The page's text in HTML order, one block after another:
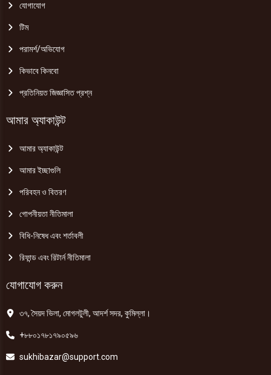
যোগাযোগ
টিম
পরামর্শ/অভিযোগ
কিভাবে কিনবো
প্রতিনিয়ত জিজ্ঞাসিত প্রশ্ন
আমার অ্যাকাউন্ট
আমার অ্যাকাউন্ট
আমার ইচ্ছাগুলি
পরিবহন ও বিতরণ
গোপনীয়তা নীতিমালা
বিধি-নিষেধ এবং শর্তাবলী
রিফান্ড এবং রিটার্ন নীতিমালা
যোগাযোগ করুন
৩৭, সৈয়দ ভিলা, মোগলটুলী, আদর্শ সদর, কুমিল্লা।
+৮৮০১৭৮১৭৯০৫৯৬
sukhibazar@support.com